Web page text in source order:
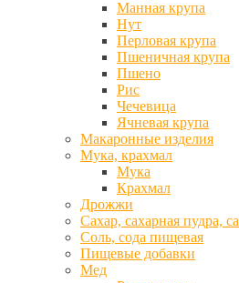
Манная крупа
Нут
Перловая крупа
Пшеничная крупа
Пшено
Рис
Чечевица
Ячневая крупа
Макаронные изделия
Мука, крахмал
Мука
Крахмал
Дрожжи
Сахар, сахарная пудра,
Соль, сода пищевая
Пищевые добавки
Мед